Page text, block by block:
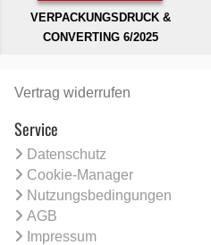
VERPACKUNGSDRUCK &
CONVERTING 6/2025
Vertrag widerrufen
Service
Datenschutz
Cookie-Manager
Nutzungsbedingungen
AGB
Impressum